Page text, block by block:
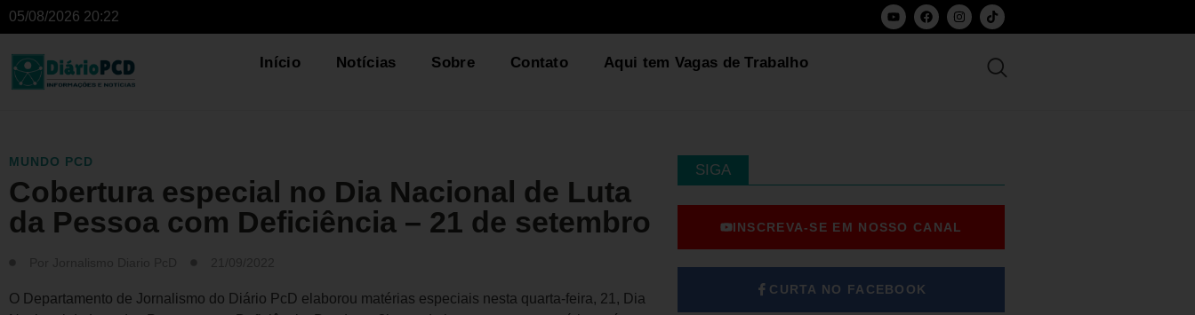
05/08/2026 20:22
Início Notícias Sobre Contato Aqui tem Vagas de Trabalho
MUNDO PCD
Cobertura especial no Dia Nacional de Luta
da Pessoa com Deficiência – 21 de setembro
O Departamento de Jornalismo do Diário PcD elaborou matérias especiais nesta quarta-feira, 21, Dia
SIGA
INSCREVA-SE EM NOSSO CANAL
CURTA NO FACEBOOK